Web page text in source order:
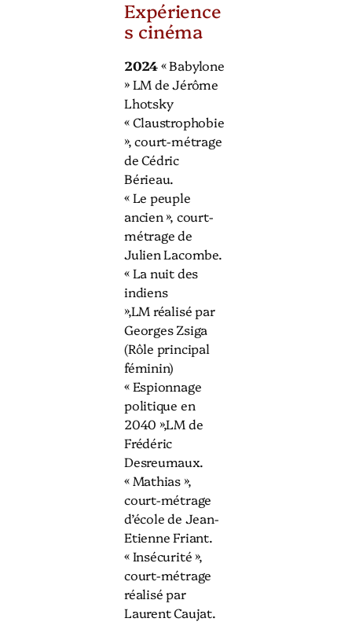
Expérience
s cinéma
2024« Babylone
» LM de Jérôme
Lhotsky
« Claustrophobie
», court-métrage
de Cédric
Bérieau.
« Le peuple
ancien », court-
métrage de
Julien Lacombe.
« La nuit des
indiens
»,LM réalisé par
Georges Zsiga
(Rôle principal
féminin)
« Espionnage
politique en
2040 »,LM de
Frédéric
Desreumaux.
« Mathias »,
court-métrage
d’école de Jean-
Etienne Friant.
« Insécurité »,
court-métrage
réalisé par
Laurent Caujat.